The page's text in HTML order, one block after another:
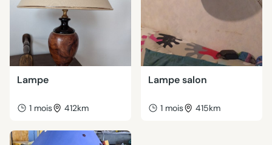
Lampe
1 mois 412km
Lampe salon
1 mois 415km